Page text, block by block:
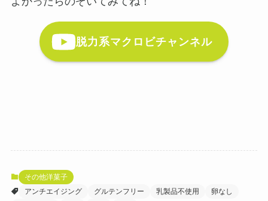
脱力系マクロビチャンネル
その他洋菓子
アンチエイジング
グルテンフリー 乳製品不使用
卵なし